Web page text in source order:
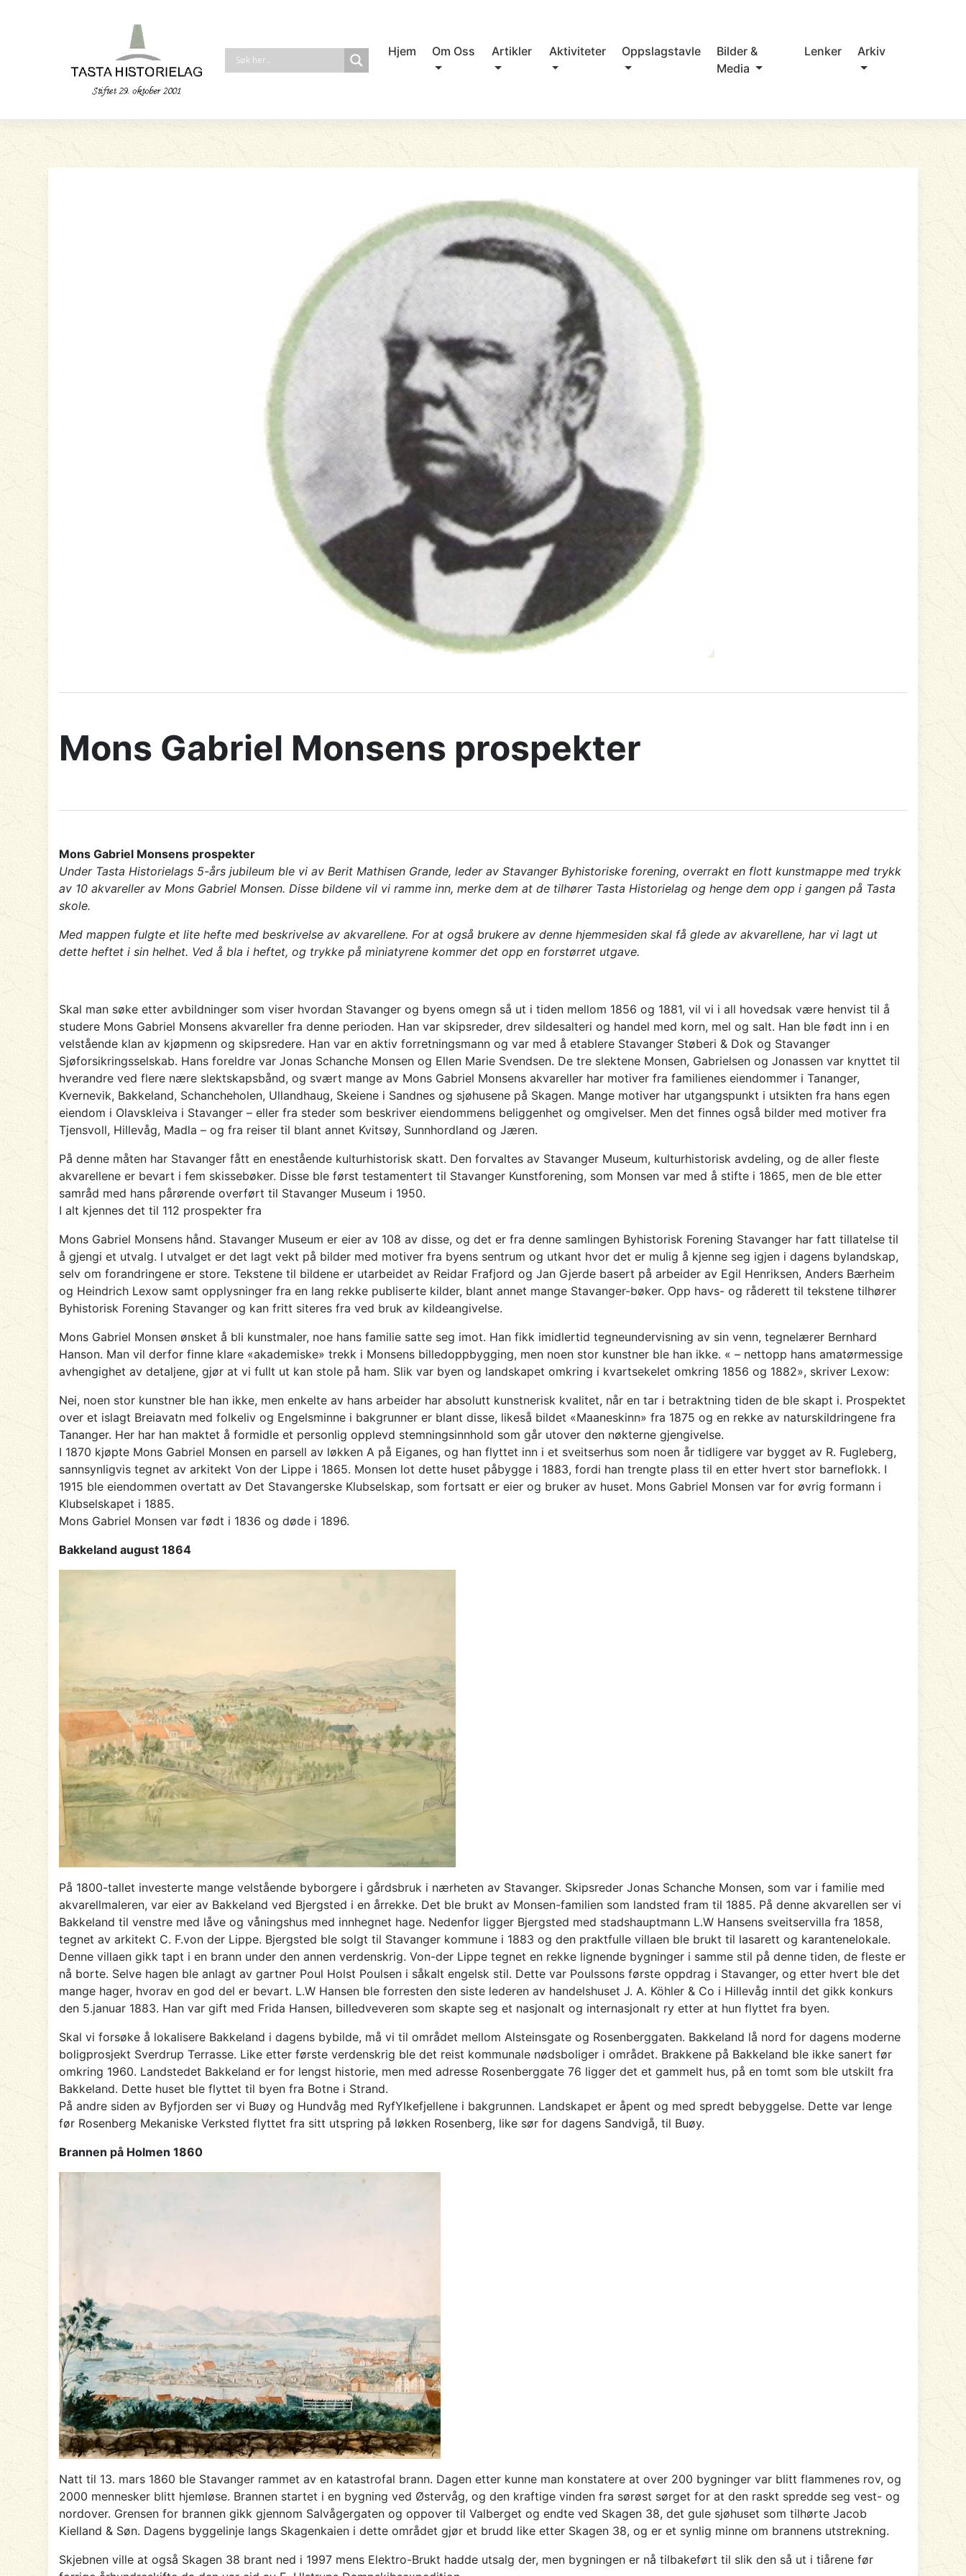
Hjem Om Oss Artikler Aktiviteter Oppslagstavle
Bilder &
Media
Lenker Arkiv
Mons Gabriel Monsens prospekter
Mons Gabriel Monsens prospekter
Under Tasta Historielags 5-års jubileum ble vi av Berit Mathisen Grande, leder av Stavanger Byhistoriske forening, overrakt en flott kunstmappe med trykk
av 10 akvareller av Mons Gabriel Monsen. Disse bildene vil vi ramme inn, merke dem at de tilhører Tasta Historielag og henge dem opp i gangen på Tasta
skole.
Med mappen fulgte et lite hefte med beskrivelse av akvarellene. For at også brukere av denne hjemmesiden skal få glede av akvarellene, har vi lagt ut
dette heftet i sin helhet. Ved å bla i heftet, og trykke på miniatyrene kommer det opp en forstørret utgave.
Skal man søke etter avbildninger som viser hvordan Stavanger og byens omegn så ut i tiden mellom 1856 og 1881, vil vi i all hovedsak være henvist til å
studere Mons Gabriel Monsens akvareller fra denne perioden. Han var skipsreder, drev sildesalteri og handel med korn, mel og salt. Han ble født inn i en
velstående klan av kjøpmenn og skipsredere. Han var en aktiv forretningsmann og var med å etablere Stavanger Støberi & Dok og Stavanger
Sjøforsikringsselskab. Hans foreldre var Jonas Schanche Monsen og Ellen Marie Svendsen. De tre slektene Monsen, Gabrielsen og Jonassen var knyttet til
hverandre ved flere nære slektskapsbånd, og svært mange av Mons Gabriel Monsens akvareller har motiver fra familienes eiendommer i Tananger,
Kvernevik, Bakkeland, Schancheholen, Ullandhaug, Skeiene i Sandnes og sjøhusene på Skagen. Mange motiver har utgangspunkt i utsikten fra hans egen
eiendom i Olavskleiva i Stavanger – eller fra steder som beskriver eiendommens beliggenhet og omgivelser. Men det finnes også bilder med motiver fra
Tjensvoll, Hillevåg, Madla – og fra reiser til blant annet Kvitsøy, Sunnhordland og Jæren.
På denne måten har Stavanger fått en enestående kulturhistorisk skatt. Den forvaltes av Stavanger Museum, kulturhistorisk avdeling, og de aller fleste
akvarellene er bevart i fem skissebøker. Disse ble først testamentert til Stavanger Kunstforening, som Monsen var med å stifte i 1865, men de ble etter
samråd med hans pårørende overført til Stavanger Museum i 1950.
I alt kjennes det til 112 prospekter fra
Mons Gabriel Monsens hånd. Stavanger Museum er eier av 108 av disse, og det er fra denne samlingen Byhistorisk Forening Stavanger har fatt tillatelse til
å gjengi et utvalg. I utvalget er det lagt vekt på bilder med motiver fra byens sentrum og utkant hvor det er mulig å kjenne seg igjen i dagens bylandskap,
selv om forandringene er store. Tekstene til bildene er utarbeidet av Reidar Frafjord og Jan Gjerde basert på arbeider av Egil Henriksen, Anders Bærheim
og Heindrich Lexow samt opplysninger fra en lang rekke publiserte kilder, blant annet mange Stavanger-bøker. Opp havs- og råderett til tekstene tilhører
Byhistorisk Forening Stavanger og kan fritt siteres fra ved bruk av kildeangivelse.
Mons Gabriel Monsen ønsket å bli kunstmaler, noe hans familie satte seg imot. Han fikk imidlertid tegneundervisning av sin venn, tegnelærer Bernhard
Hanson. Man vil derfor finne klare «akademiske» trekk i Monsens billedoppbygging, men noen stor kunstner ble han ikke. « – nettopp hans amatørmessige
avhengighet av detaljene, gjør at vi fullt ut kan stole på ham. Slik var byen og landskapet omkring i kvartsekeIet omkring 1856 og 1882», skriver Lexow:
Nei, noen stor kunstner ble han ikke, men enkelte av hans arbeider har absolutt kunstnerisk kvalitet, når en tar i betraktning tiden de ble skapt i. Prospektet
over et islagt Breiavatn med folkeliv og Engelsminne i bakgrunner er blant disse, likeså bildet «Maaneskinn» fra 1875 og en rekke av naturskildringene fra
Tananger. Her har han maktet å formidle et personlig opplevd stemningsinnhold som går utover den nøkterne gjengivelse.
I 1870 kjøpte Mons Gabriel Monsen en parsell av løkken A på Eiganes, og han flyttet inn i et sveitserhus som noen år tidligere var bygget av R. Fugleberg,
sannsynligvis tegnet av arkitekt Von der Lippe i 1865. Monsen lot dette huset påbygge i 1883, fordi han trengte plass til en etter hvert stor barneflokk. I
1915 ble eiendommen overtatt av Det Stavangerske Klubselskap, som fortsatt er eier og bruker av huset. Mons Gabriel Monsen var for øvrig formann i
Klubselskapet i 1885.
Mons Gabriel Monsen var født i 1836 og døde i 1896.
Bakkeland august 1864
På 1800-tallet investerte mange velstående byborgere i gårdsbruk i nærheten av Stavanger. Skipsreder Jonas Schanche Monsen, som var i familie med
akvarellmaleren, var eier av Bakkeland ved Bjergsted i en årrekke. Det ble brukt av Monsen-familien som landsted fram til 1885. På denne akvarellen ser vi
Bakkeland til venstre med låve og våningshus med innhegnet hage. Nedenfor ligger Bjergsted med stadshauptmann L.W Hansens sveitservilla fra 1858,
tegnet av arkitekt C. F.von der Lippe. Bjergsted ble solgt til Stavanger kommune i 1883 og den praktfulle villaen ble brukt til lasarett og karantenelokale.
Denne villaen gikk tapt i en brann under den annen verdenskrig. Von-der Lippe tegnet en rekke lignende bygninger i samme stil på denne tiden, de fleste er
nå borte. Selve hagen ble anlagt av gartner Poul Holst Poulsen i såkalt engelsk stil. Dette var Poulssons første oppdrag i Stavanger, og etter hvert ble det
mange hager, hvorav en god del er bevart. L.W Hansen ble forresten den siste lederen av handelshuset J. A. Köhler & Co i Hillevåg inntil det gikk konkurs
den 5.januar 1883. Han var gift med Frida Hansen, billedveveren som skapte seg et nasjonalt og internasjonalt ry etter at hun flyttet fra byen.
Skal vi forsøke å lokalisere Bakkeland i dagens bybilde, må vi til området mellom Alsteinsgate og Rosenberggaten. Bakkeland lå nord for dagens moderne
boligprosjekt Sverdrup Terrasse. Like etter første verdenskrig ble det reist kommunale nødsboliger i området. Brakkene på Bakkeland ble ikke sanert før
omkring 1960. Landstedet Bakkeland er for lengst historie, men med adresse Rosenberggate 76 ligger det et gammelt hus, på en tomt som ble utskilt fra
Bakkeland. Dette huset ble flyttet til byen fra Botne i Strand.
På andre siden av Byfjorden ser vi Buøy og Hundvåg med RyfYlkefjellene i bakgrunnen. Landskapet er åpent og med spredt bebyggelse. Dette var lenge
før Rosenberg Mekaniske Verksted flyttet fra sitt utspring på løkken Rosenberg, like sør for dagens Sandvigå, til Buøy.
Brannen på Holmen 1860
Natt til 13. mars 1860 ble Stavanger rammet av en katastrofal brann. Dagen etter kunne man konstatere at over 200 bygninger var blitt flammenes rov, og
2000 mennesker blitt hjemløse. Brannen startet i en bygning ved Østervåg, og den kraftige vinden fra sørøst sørget for at den raskt spredde seg vest- og
nordover. Grensen for brannen gikk gjennom Salvågergaten og oppover til Valberget og endte ved Skagen 38, det gule sjøhuset som tilhørte Jacob
Kielland & Søn. Dagens byggelinje langs Skagenkaien i dette området gjør et brudd like etter Skagen 38, og er et synlig minne om brannens utstrekning.
Skjebnen ville at også Skagen 38 brant ned i 1997 mens Elektro-Brukt hadde utsalg der, men bygningen er nå tilbakeført til slik den så ut i tiårene før